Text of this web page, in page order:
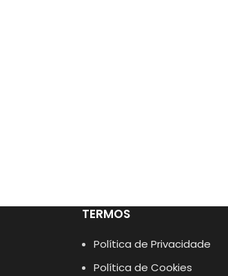
TERMOS
Política de Privacidade
Política de Cookies